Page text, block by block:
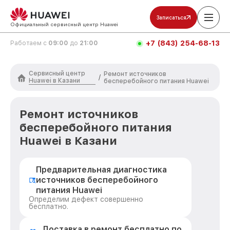
Официальный сервисный центр Huawei
Записаться
Работаем с 09:00 до 21:00 +7 (843) 254-68-13
Сервисный центр
Huawei в Казани
/ Ремонт источников
бесперебойного питания Huawei
Ремонт источников
бесперебойного питания
Huawei в Казани
Предварительная диагностика
источников бесперебойного
питания Huawei
Определим дефект совершенно
бесплатно.